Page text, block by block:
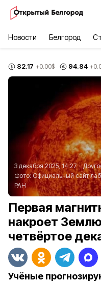
Новости Белгород
82.17 +0.00$ 94.84
3 декабря 2025, 14:27
Фото:Официальный сайт
РАН
Первая
накроет
четвёртое
Учёные